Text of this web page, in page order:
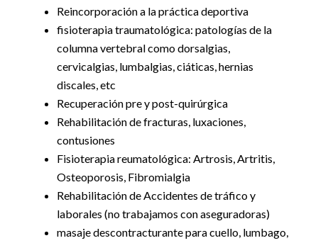
Reincorporación a la práctica deportiva
fisioterapia traumatológica: patologías de la
columna vertebral como dorsalgias,
cervicalgias, lumbalgias, ciáticas, hernias
discales, etc
Recuperación pre y post-quirúrgica
Rehabilitación de fracturas, luxaciones,
contusiones
Fisioterapia reumatológica: Artrosis, Artritis,
Osteoporosis, Fibromialgia
Rehabilitación de Accidentes de tráfico y
laborales (no trabajamos con aseguradoras)
masaje descontracturante para cuello, lumbago,